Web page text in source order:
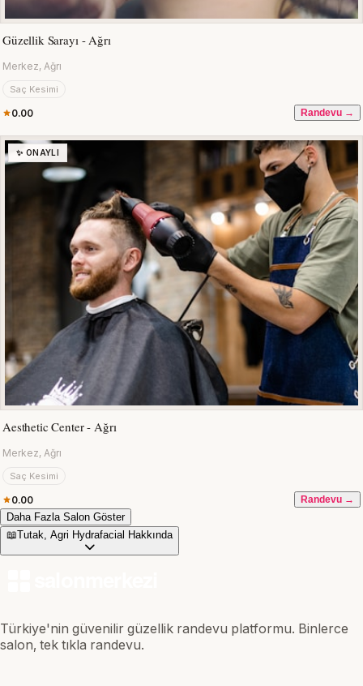
Güzellik Sarayı - Ağrı
Merkez, Ağrı
Saç Kesimi
0.00 Randevu →
✨ ONAYLI
Aesthetic Center - Ağrı
Merkez, Ağrı
Saç Kesimi
0.00 Randevu →
Daha Fazla Salon Göster
📖Tutak, Agri Hydrafacial Hakkında
Türkiye'nin güvenilir güzellik randevu platformu. Binlerce
salon, tek tıkla randevu.